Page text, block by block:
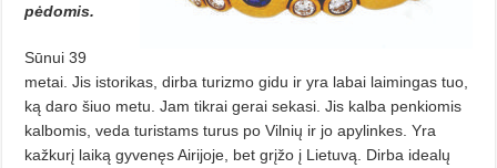
pėdomis.
Sūnui 39
metai. Jis istorikas, dirba turizmo gidu ir yra labai laimingas tuo,
ką daro šiuo metu. Jam tikrai gerai sekasi. Jis kalba penkiomis
kalbomis, veda turistams turus po Vilnių ir jo apylinkes. Yra
kažkurį laiką gyvenęs Airijoje, bet grįžo į Lietuvą. Dirba idealų